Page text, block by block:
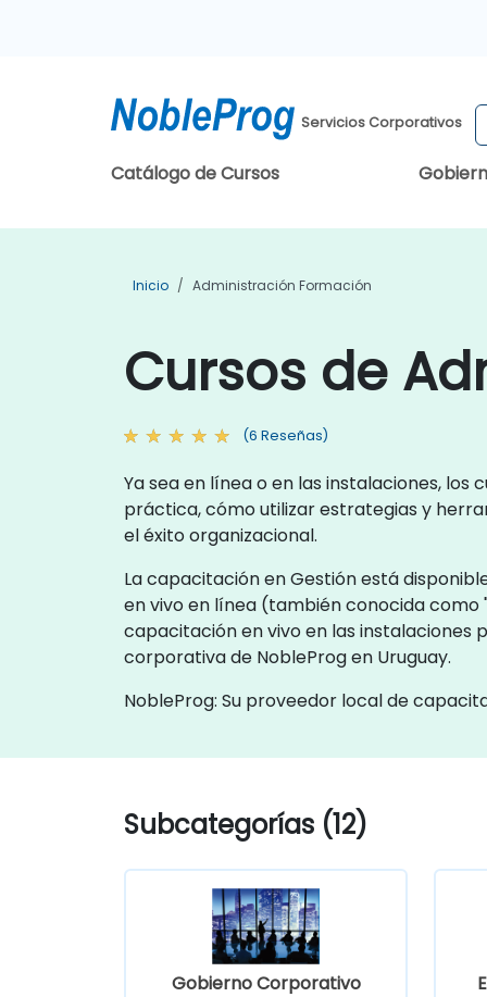
Servicios Corporativos
Catálogo de Cursos
Inicio Administración Formación
Cursos de
(6 Reseñas)
Ya sea en línea o en las instalaciones,
práctica, cómo utilizar estrategias y
el éxito organizacional.
La capacitación en Gestión está
en vivo en línea (también conocida
capacitación en vivo en las instalaciones
corporativa de NobleProg en Uruguay.
NobleProg: Su proveedor local de
Subcategorías (12)
Gobierno Corporativo